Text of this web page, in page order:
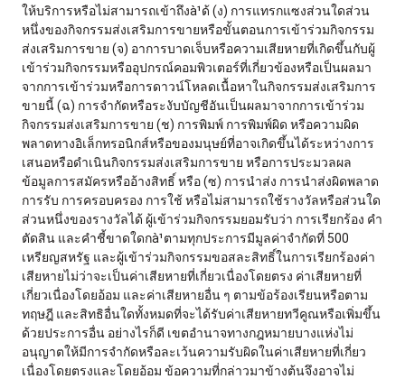
ให้บริการหรือไม่สามารถเข้าถึงà¹ด้ (ง) การแทรกแซงส่วนใดส่วน
หนึ่งของกิจกรรมส่งเสริมการขายหรือขั้นตอนการเข้าร่วมกิจกรรม
ส่งเสริมการขาย (จ) อาการบาดเจ็บหรือความเสียหายที่เกิดขึ้นกับผู้
เข้าร่วมกิจกรรมหรืออุปกรณ์คอมพิวเตอร์ที่เกี่ยวข้องหรือเป็นผลมา
จากการเข้าร่วมหรือการดาวน์โหลดเนื้อหาในกิจกรรมส่งเสริมการ
ขายนี้ (ฉ) การจำกัดหรือระงับบัญชีอันเป็นผลมาจากการเข้าร่วม
กิจกรรมส่งเสริมการขาย (ช) การพิมพ์ การพิมพ์ผิด หรือความผิด
พลาดทางอิเล็กทรอนิกส์หรือของมนุษย์ที่อาจเกิดขึ้นได้ระหว่างการ
เสนอหรือดำเนินกิจกรรมส่งเสริมการขาย หรือการประมวลผล
ข้อมูลการสมัครหรืออ้างสิทธิ์ หรือ (ซ) การนำส่ง การนำส่งผิดพลาด
การรับ การครอบครอง การใช้ หรือไม่สามารถใช้รางวัลหรือส่วนใด
ส่วนหนึ่งของรางวัลได้ ผู้เข้าร่วมกิจกรรมยอมรับว่า การเรียกร้อง คำ
ตัดสิน และคำชี้ขาดใดกà¹ตามทุกประการมีมูลค่าจำกัดที่ 500
เหรียญสหรัฐ และผู้เข้าร่วมกิจกรรมขอสละสิทธิ์ในการเรียกร้องค่า
เสียหายไม่ว่าจะเป็นค่าเสียหายที่เกี่ยวเนื่องโดยตรง ค่าเสียหายที่
เกี่ยวเนื่องโดยอ้อม และค่าเสียหายอื่น ๆ ตามข้อร้องเรียนหรือตาม
ทฤษฎี และสิทธิอื่นใดทั้งหมดที่จะได้รับค่าเสียหายทวีคูณหรือเพิ่มขึ้น
ด้วยประการอื่น อย่างไรก็ดี เขตอำนาจทางกฎหมายบางแห่งไม่
อนุญาตให้มีการจำกัดหรือละเว้นความรับผิดในค่าเสียหายที่เกี่ยว
เนื่องโดยตรงและโดยอ้อม ข้อความที่กล่าวมาข้างต้นจึงอาจไม่